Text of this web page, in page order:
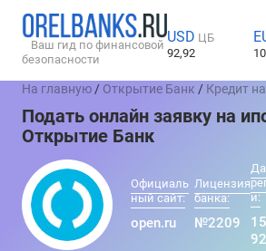
Ваш гид по финансовой
безопасности
USD ЦБ
92,92
На главную / Открытие Банк / Кредит
Подать онлайн заявку на
Открытие Банк
Официаль
ный сайт:
open.ru
Лицензия
банка:
№2209
и: